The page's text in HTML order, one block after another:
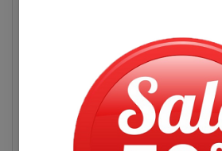
Sạc Dell
Những hư hỏng
Sạc Dell Inspiron 7779 bị hư